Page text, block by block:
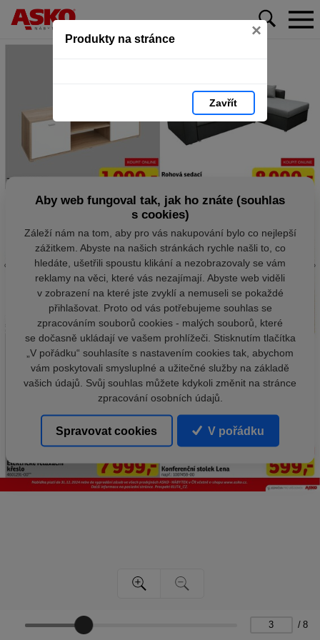
Produkty na stránce ×
Zavřít
/ 8
Aby web fungoval tak, jak ho znáte (souhlas
s cookies)
Záleží nám na tom, aby pro vás nakupování bylo co nejlepší
zážitkem. Abyste na našich stránkách rychle našli to, co
hledáte, ušetřili spoustu klikání a nezobrazovaly se vám
reklamy na věci, které vás nezajímají. Abyste web viděli
v zobrazení na které jste zvyklí a nemuseli se pokaždé
přihlašovat. Proto od vás potřebujeme souhlas se
zpracováním souborů cookies - malých souborů, které
se dočasně ukládají ve vašem prohlížeči. Stisknutím tlačítka
„V pořádku“ souhlasíte s nastavením cookies tak, abychom
vám poskytovali smysluplné a užitečné služby na základě
vašich údajů. Svůj souhlas můžete kdykoli změnit na stránce
zpracování osobních údajů.
Spravovat cookies V pořádku